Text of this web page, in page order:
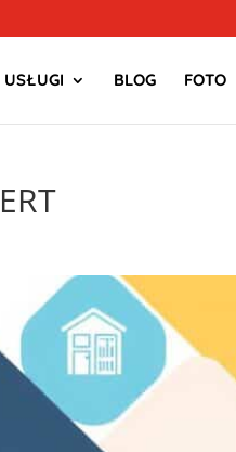
USŁUGI BLOG FOTO